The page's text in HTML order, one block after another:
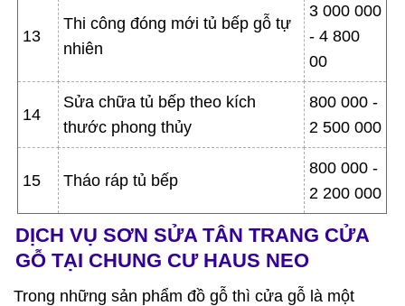
13
Thi công đóng mới tủ bếp gỗ tự
nhiên
3 000 000
- 4 800
00
14
Sửa chữa tủ bếp theo kích
thước phong thủy
800 000 -
2 500 000
15 Tháo ráp tủ bếp
800 000 -
2 200 000
DỊCH VỤ SƠN SỬA TÂN TRANG CỬA
GỖ TẠI CHUNG CƯ HAUS NEO
Trong những sản phẩm đồ gỗ thì cửa gỗ là một